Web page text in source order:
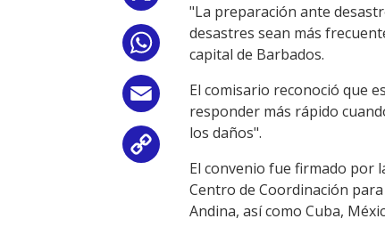
WhatsApp
Email
Link
"La preparación ante
desastres sean más
capital de Barbados.
El comisario reconoció que
responder más rápido
los daños".
El convenio fue firmado por
Centro de Coordinación
Andina, así como Cuba,